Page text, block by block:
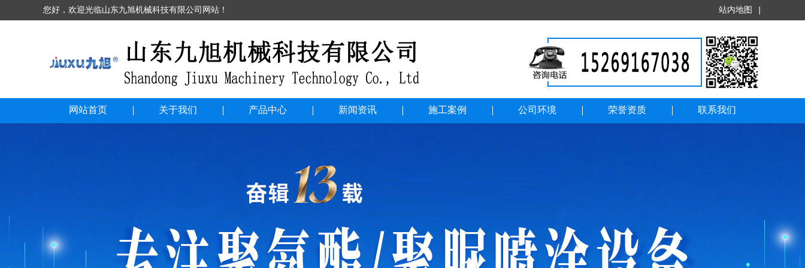
您好，欢迎光临山东九旭机械科技有限公司网站！ 站内地图
网站首页 关于我们 产品中心 新闻资讯 施工案例 公司环境 荣誉资质 联系我们